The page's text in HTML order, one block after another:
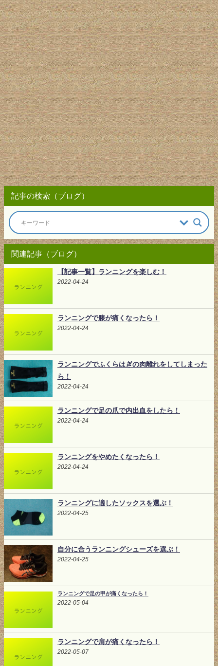
記事の検索（ブログ）
関連記事（ブログ）
【記事一覧】ランニングを楽しむ！
2022-04-24
ランニングで膝が痛くなったら！
2022-04-24
ランニングでふくらはぎの肉離れをしてしまった
ら！
2022-04-24
ランニングで足の爪で内出血をしたら！
2022-04-24
ランニングをやめたくなったら！
2022-04-24
ランニングに適したソックスを選ぶ！
2022-04-25
自分に合うランニングシューズを選ぶ！
2022-04-25
ランニングで足の甲が痛くなったら！
2022-05-04
ランニングで肩が痛くなったら！
2022-05-07